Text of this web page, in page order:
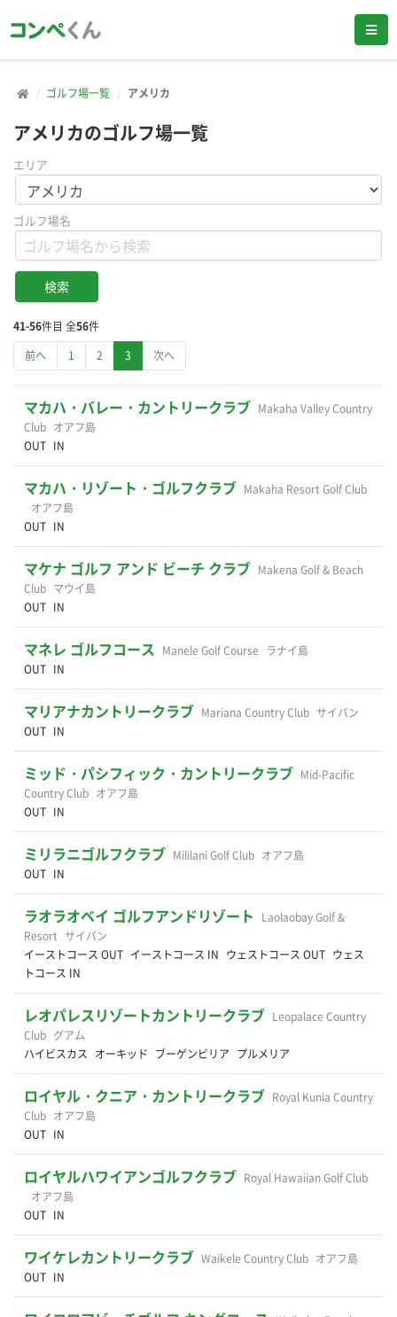
ゴルフ場一覧 アメリカ
アメリカのゴルフ場一覧
エリア
ゴルフ場名
41-56件目 全56件
前へ
1 2 3 次へ
マカハ・バレー・カントリークラブ Makaha Valley Country
Club オアフ島
OUT IN
マカハ・リゾート・ゴルフクラブ Makaha Resort Golf Club
オアフ島
OUT IN
マケナ ゴルフ アンド ビーチ クラブ Makena Golf & Beach
Club マウイ島
OUT IN
マネレ ゴルフコース Manele Golf Course ラナイ島
OUT IN
マリアナカントリークラブ Mariana Country Club サイパン
OUT IN
ミッド・パシフィック・カントリークラブ Mid-Pacific
Country Club オアフ島
OUT IN
ミリラニゴルフクラブ Mililani Golf Club オアフ島
OUT IN
ラオラオベイ ゴルフアンドリゾート
Laolaobay Golf &
Resort サイパン
イーストコース OUT イーストコース IN ウェストコース OUT ウェス
トコース IN
レオパレスリゾートカントリークラブ Leopalace Country
Club グアム
ハイビスカス オーキッド ブーゲンビリア プルメリア
ロイヤル・クニア・カントリークラブ Royal Kunia Country
Club オアフ島
OUT IN
ロイヤルハワイアンゴルフクラブ Royal Hawaiian Golf Club
オアフ島
OUT IN
ワイケレカントリークラブ Waikele Country Club オアフ島
OUT IN